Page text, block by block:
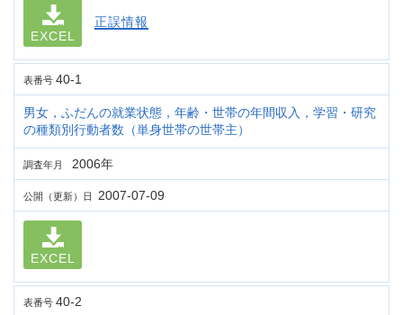
EXCEL
正誤情報
表番号 40-1
男女，ふだんの就業状態，年齢・世帯の年間収入，学習・研究
の種類別行動者数（単身世帯の世帯主）
調査年月 2006年
公開（更新）日 2007-07-09
EXCEL
表番号 40-2